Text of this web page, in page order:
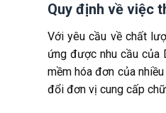
Quy định về việc
Với yêu cầu về chất
ứng được nhu cầu của
mềm hóa đơn của
đổi đơn vị cung cấp